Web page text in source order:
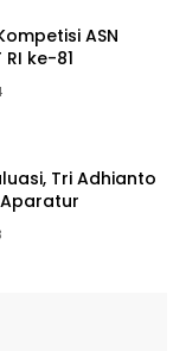
ASN
ke-81
Tri Adhianto